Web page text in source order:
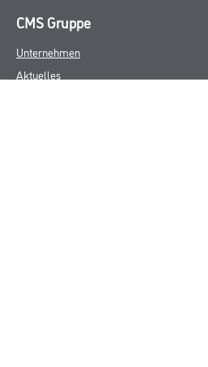
CMS Gruppe
Unternehmen
Aktuelles